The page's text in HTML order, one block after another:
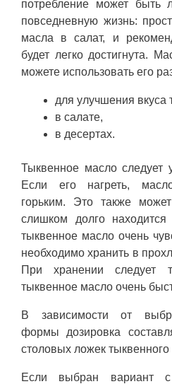
потребление может быть
повседневную жизнь:
масла в салат, и
будет легко достигнута.
можете использовать его
для улучшения вкуса
в салате,
в десертах.
Тыквенное масло следует
Если его нагреть,
горьким. Это также
слишком долго
тыквенное масло очень
необходимо хранить в
При хранении следует
тыквенное масло очень
В зависимости от
формы дозировка
столовых ложек
Если выбран вариант с